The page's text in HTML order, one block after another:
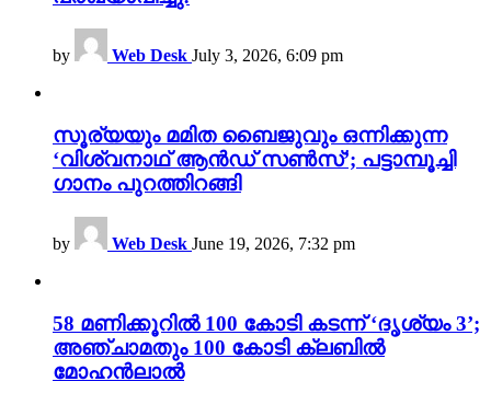
by Web Desk July 3, 2026, 6:09 pm
സൂര്യയും മമിത ബൈജുവും ഒന്നിക്കുന്ന
‘വിശ്വനാഥ് ആൻഡ് സൺസ്’; പട്ടാമ്പൂച്ചി
ഗാനം പുറത്തിറങ്ങി
by Web Desk June 19, 2026, 7:32 pm
58 മണിക്കൂറിൽ 100 കോടി കടന്ന് ‘ദൃശ്യം 3’;
അഞ്ചാമതും 100 കോടി ക്ലബിൽ
മോഹൻലാൽ